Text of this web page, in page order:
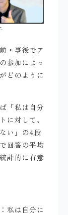
・事後でア
参加によっ
どのように
「私は自分
に対して、
い」の4段
回答の平均
計的に有意
私は自分に